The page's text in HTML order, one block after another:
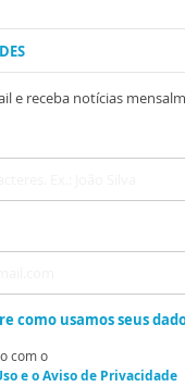
e receba notícias
como usamos seus
com o
e oAviso de Privacidade